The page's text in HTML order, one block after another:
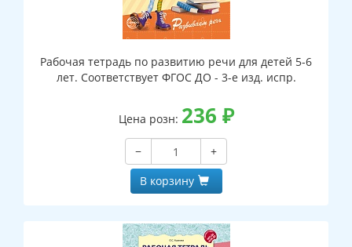
Рабочая тетрадь по развитию речи для детей 5-6
лет. Соответствует ФГОС ДО - 3-е изд. испр.
Цена розн: 236 ₽
−
+
В корзину